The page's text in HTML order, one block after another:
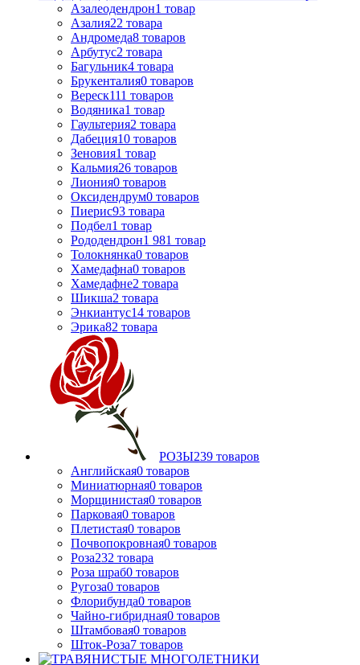
Азалеодендрон1 товар
Азалия22 товара
Андромеда8 товаров
Арбутус2 товара
Багульник4 товара
Брукенталия0 товаров
Вереск111 товаров
Водяника1 товар
Гаультерия2 товара
Дабеция10 товаров
Зеновия1 товар
Кальмия26 товаров
Лиония0 товаров
Оксидендрум0 товаров
Пиерис93 товара
Подбел1 товар
Рододендрон1 981 товар
Толокнянка0 товаров
Хамедафна0 товаров
Хамедафне2 товара
Шикша2 товара
Энкиантус14 товаров
Эрика82 товара
РОЗЫ239 товаров
Английская0 товаров
Миниатюрная0 товаров
Морщинистая0 товаров
Парковая0 товаров
Плетистая0 товаров
Почвопокровная0 товаров
Роза232 товара
Роза шраб0 товаров
Ругоза0 товаров
Флорибунда0 товаров
Чайно-гибридная0 товаров
Штамбовая0 товаров
Шток-Роза7 товаров